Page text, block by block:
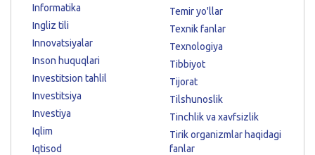
Informatika
Ingliz tili
Innovatsiyalar
Inson huquqlari
Investitsion tahlil
Investitsiya
Investiya
Iqlim
Iqtisod
Temir yo'llar
Texnik fanlar
Texnologiya
Tibbiyot
Tijorat
Tilshunoslik
Tinchlik va xavfsizlik
Tirik organizmlar haqidagi
fanlar